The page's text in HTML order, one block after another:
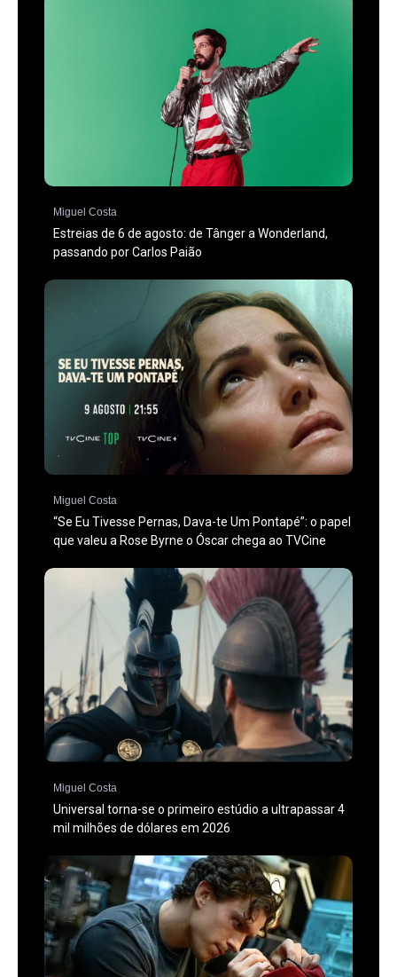
Miguel Costa
Estreias de 6 de agosto: de Tânger a Wonderland,
passando por Carlos Paião
Miguel Costa
“Se Eu Tivesse Pernas, Dava-te Um Pontapé”: o papel
que valeu a Rose Byrne o Óscar chega ao TVCine
Miguel Costa
Universal torna-se o primeiro estúdio a ultrapassar 4
mil milhões de dólares em 2026